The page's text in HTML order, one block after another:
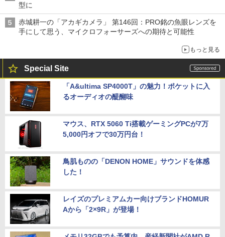
型に
赤城耕一の「アカギカメラ」 第146回：PRO銘の魚眼レンズを
手にして思う、マイクロフォーサーズへの期待と可能性
もっと見る
Special Site
「A&ultima SP4000T」の魅力！ポケットに入
るオーディオの醍醐味
マウス、RTX 5060 Ti搭載ゲーミングPCが7万
5,000円オフで30万円台！
鳥肌ものの「DENON HOME」サウンドを体感
した！
レイズのプレミアムカー向けブランドHOMUR
Aから「2×9R」が登場！